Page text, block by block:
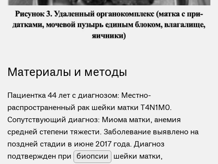
Материалы и методы
Пациентка 44 лет с диагнозом: Местно-
распространенный рак шейки матки T4N1M0.
Сопутствующий диагноз: Миома матки, анемия
средней степени тяжести. Заболевание выявлено на
поздней стадии в июне 2017 года. Диагноз
подтвержден при биопсии шейки матки,